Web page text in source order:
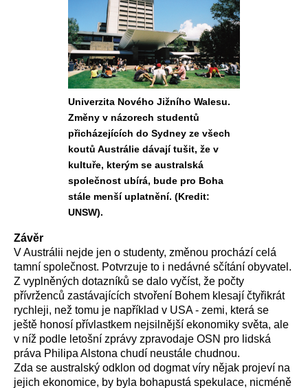
Univerzita Nového Jižního Walesu.
Změny v názorech studentů
přicházejících do Sydney ze všech
koutů Austrálie dávají tušit, že v
kultuře, kterým se australská
společnost ubírá, bude pro Boha
stále menší uplatnění. (Kredit:
UNSW).
Závěr
V Austrálii nejde jen o studenty, změnou prochází celá
tamní společnost. Potvrzuje to i nedávné sčítání obyvatel.
Z vyplněných dotazníků se dalo vyčíst, že počty
přívrženců zastávajících stvoření Bohem klesají čtyřikrát
rychleji, než tomu je například v USA - zemi, která se
ještě honosí přívlastkem nejsilnější ekonomiky světa, ale
v níž podle letošní zprávy zpravodaje OSN pro lidská
práva Philipa Alstona chudí neustále chudnou.
Zda se australský odklon od dogmat víry nějak projeví na
jejich ekonomice, by byla bohapustá spekulace, nicméně